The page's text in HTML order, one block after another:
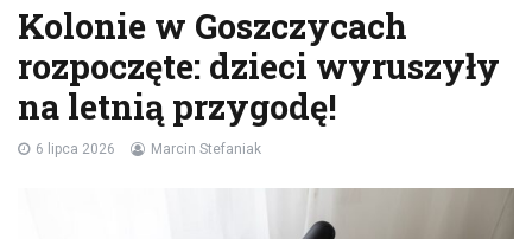
Kolonie w Goszczycach
rozpoczęte: dzieci wyruszyły
na letnią przygodę!
6 lipca 2026 Marcin Stefaniak